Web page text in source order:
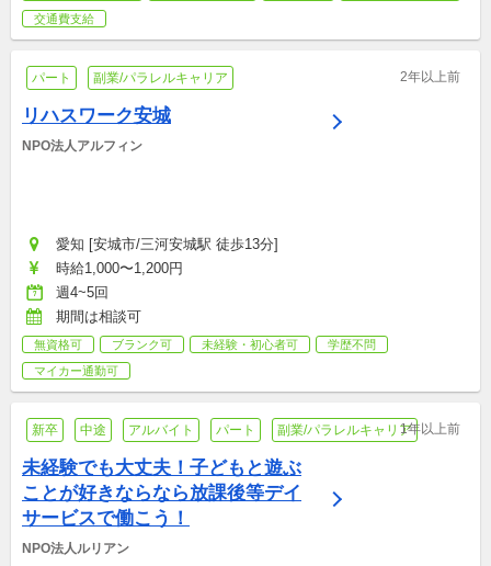
交通費支給
パート 副業/パラレルキャリア 2年以上前
リハスワーク安城
NPO法人アルフィン
愛知 [安城市/三河安城駅 徒歩13分]
時給1,000〜1,200円
週4~5回
期間は相談可
無資格可 ブランク可 未経験・初心者可
学歴不問
マイカー通勤可
新卒 中途 アルバイト パート 副業/パラレルキャリア1年以上前
未経験でも大丈夫！子どもと遊ぶ
ことが好きならなら放課後等デイ
サービスで働こう！
NPO法人ルリアン